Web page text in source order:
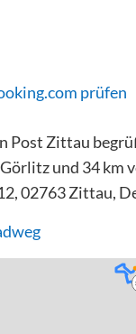
prüfen
Zittau
und 34 km
02763 Zittau,